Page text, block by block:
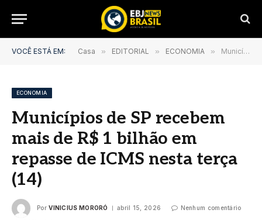
VOCÊ ESTÁ EM: Casa » EDITORIAL » ECONOMIA » Municípios de SP recebem mais de R$ 1 bilhão em repasse de ICMS nesta terça (14)
ECONOMIA
Municípios de SP recebem
mais de R$ 1 bilhão em
repasse de ICMS nesta terça
(14)
Por VINICIUS MORORÓ abril 15, 2026 Nenhum comentário